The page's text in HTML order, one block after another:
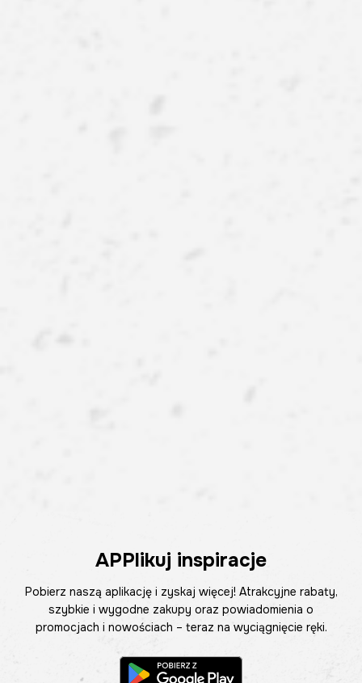
APPlikuj inspiracje
Pobierz naszą aplikację i zyskaj więcej! Atrakcyjne rabaty,
szybkie i wygodne zakupy oraz powiadomienia o
promocjach i nowościach – teraz na wyciągnięcie ręki.